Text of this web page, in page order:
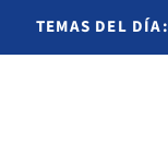
TEMAS DEL DÍA: